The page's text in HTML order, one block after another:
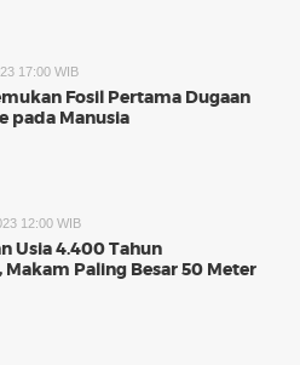
17:00 WIB
Fosil Pertama Dugaan
pada Manusia
12:00 WIB
Usia 4.400 Tahun
Paling Besar 50 Meter